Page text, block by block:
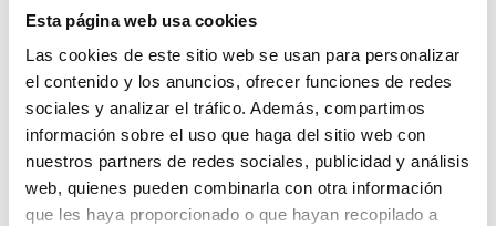
Esta página web usa cookies
Las cookies de este sitio web se usan para personalizar
el contenido y los anuncios, ofrecer funciones de redes
sociales y analizar el tráfico. Además, compartimos
información sobre el uso que haga del sitio web con
nuestros partners de redes sociales, publicidad y análisis
web, quienes pueden combinarla con otra información
que les haya proporcionado o que hayan recopilado a
domicilios y empresas. Conoce nuestras condiciones